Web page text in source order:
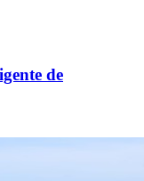
de